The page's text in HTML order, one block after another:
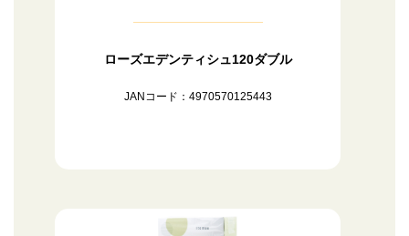
ローズエデンティシュ120ダブル
JANコード：4970570125443